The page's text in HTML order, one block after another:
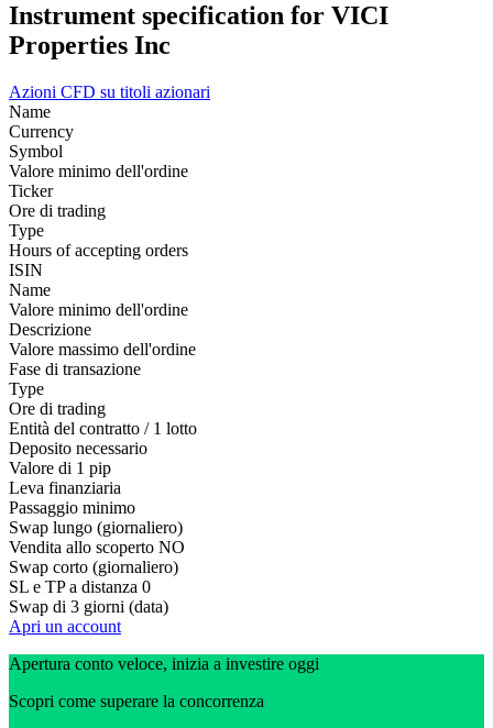
Instrument specification for VICI
Properties Inc
Azioni CFD su titoli azionari
Name
Currency
Symbol
Valore minimo dell'ordine
Ticker
Ore di trading
Type
Hours of accepting orders
ISIN
Name
Valore minimo dell'ordine
Descrizione
Valore massimo dell'ordine
Fase di transazione
Type
Ore di trading
Entità del contratto / 1 lotto
Deposito necessario
Valore di 1 pip
Leva finanziaria
Passaggio minimo
Swap lungo (giornaliero)
Vendita allo scoperto NO
Swap corto (giornaliero)
SL e TP a distanza 0
Swap di 3 giorni (data)
Apri un account
Apertura conto veloce, inizia a investire oggi
Scopri come superare la concorrenza